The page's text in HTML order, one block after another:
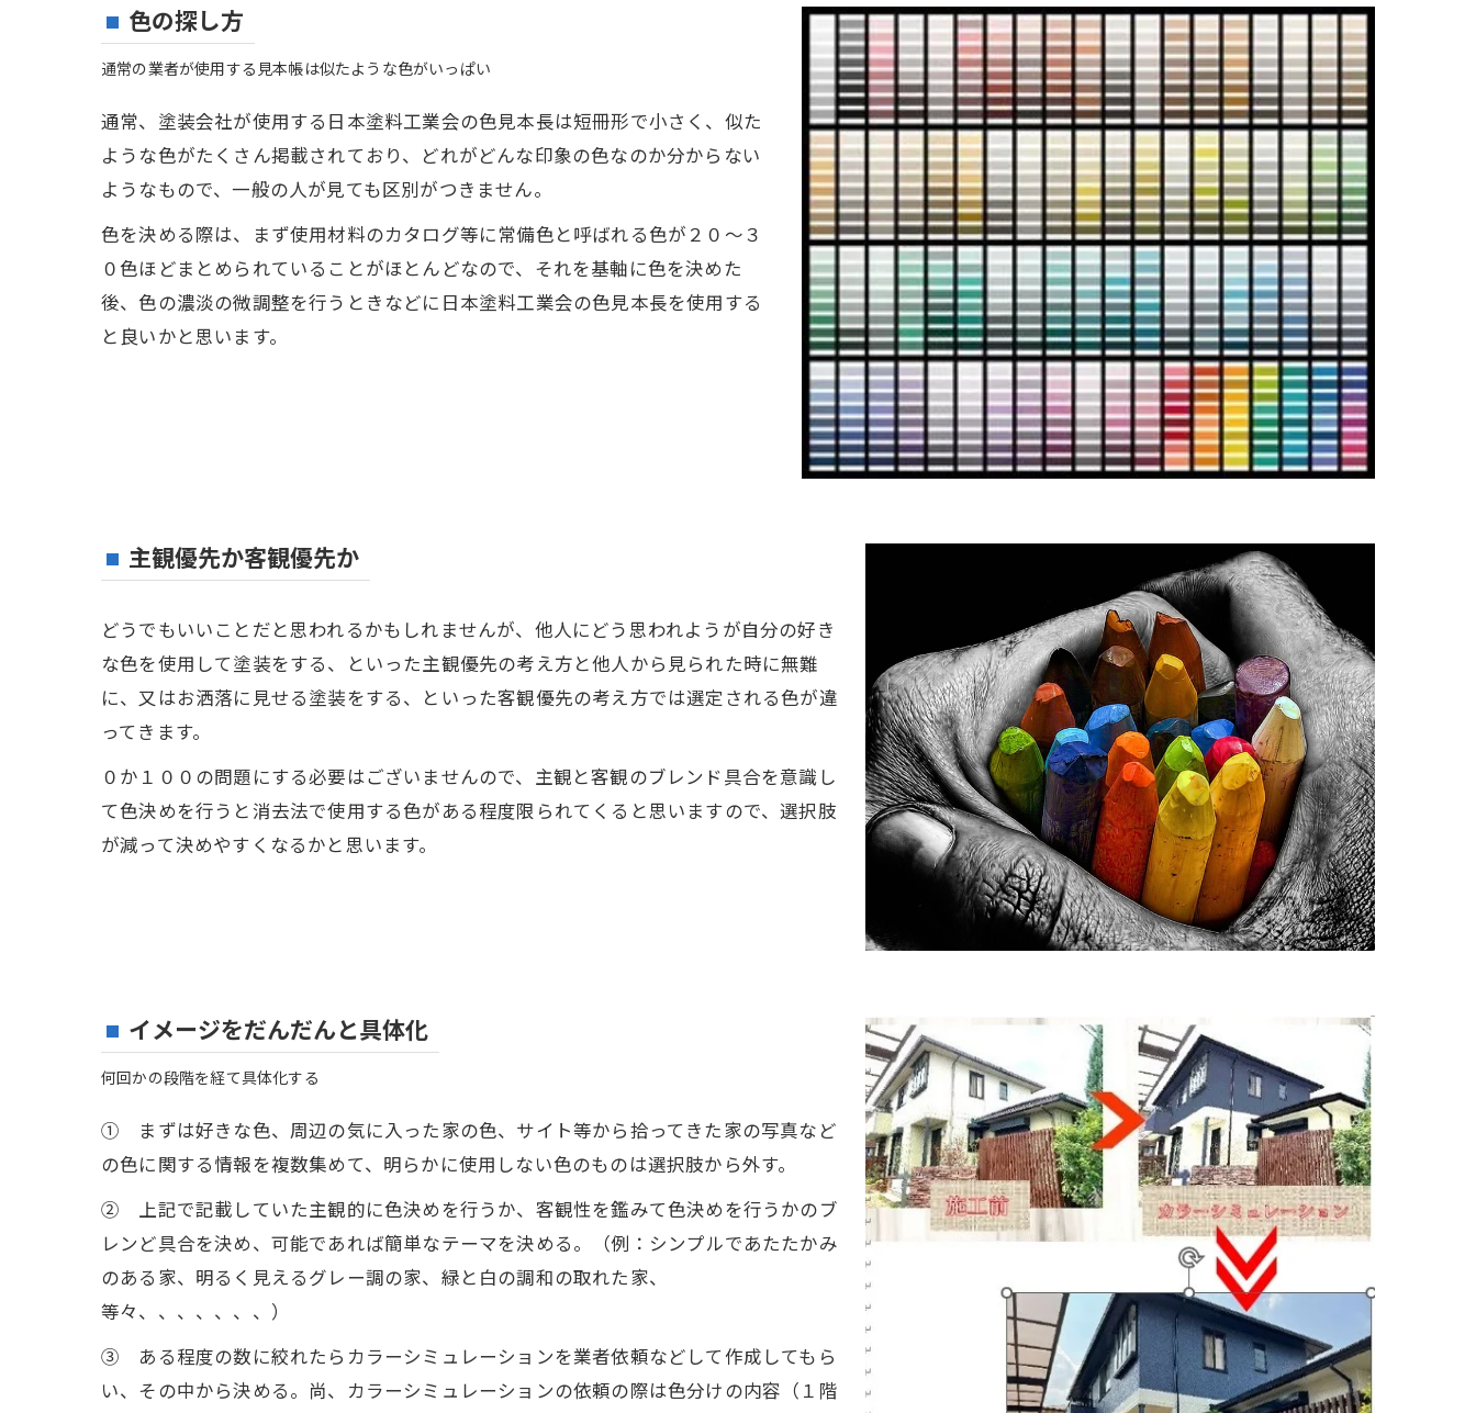
色の探し方
通常の業者が使用する見本帳は似たような色がいっぱい
通常、塗装会社が使用する日本塗料工業会の色見本長は短冊形で小さく、似た
ような色がたくさん掲載されており、どれがどんな印象の色なのか分からない
ようなもので、一般の人が見ても区別がつきません。
色を決める際は、まず使用材料のカタログ等に常備色と呼ばれる色が２０～３
０色ほどまとめられていることがほとんどなので、それを基軸に色を決めた
後、色の濃淡の微調整を行うときなどに日本塗料工業会の色見本長を使用する
と良いかと思います。
主観優先か客観優先か
どうでもいいことだと思われるかもしれませんが、他人にどう思われようが自分の好き
な色を使用して塗装をする、といった主観優先の考え方と他人から見られた時に無難
に、又はお洒落に見せる塗装をする、といった客観優先の考え方では選定される色が違
ってきます。
０か１００の問題にする必要はございませんので、主観と客観のブレンド具合を意識し
て色決めを行うと消去法で使用する色がある程度限られてくると思いますので、選択肢
が減って決めやすくなるかと思います。
イメージをだんだんと具体化
何回かの段階を経て具体化する
① まずは好きな色、周辺の気に入った家の色、サイト等から拾ってきた家の写真など
の色に関する情報を複数集めて、明らかに使用しない色のものは選択肢から外す。
② 上記で記載していた主観的に色決めを行うか、客観性を鑑みて色決めを行うかのブ
レンど具合を決め、可能であれば簡単なテーマを決める。（例：シンプルであたたかみ
のある家、明るく見えるグレー調の家、緑と白の調和の取れた家、
等々、、、、、、、）
③ ある程度の数に絞れたらカラーシミュレーションを業者依頼などして作成してもら
い、その中から決める。尚、カラーシミュレーションの依頼の際は色分けの内容（１階